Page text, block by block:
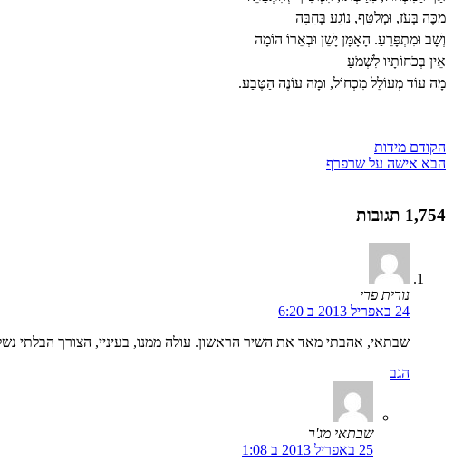
מַכֶּה בְּעֹז, וּמְלַטֵּף, נוֹגֵעַ בְּחִבָּה
וְשָׁב וּמִתְפָּרֵעַ. הָאָמָּן יָשֵׁן וּבְאֵרוֹ הוֹמָה
אֵין בְּכֹחוֹתָיו לִשְׁמֹעַ
מָה עוֹד מְעוֹלֵל מִכְחוֹל, וּמָה עוֹנֶה הַטֶּבַע.
הקודם מידות
הבא אישה על שרפרף
1,754 תגובות
נורית פרי
24 באפריל 2013 ב 6:20
שבתאי, אהבתי מאד את השיר הראשון. עולה ממנו, בעיניי, הצורך
הגב
שבתאי מג'ר
25 באפריל 2013 ב 1:08